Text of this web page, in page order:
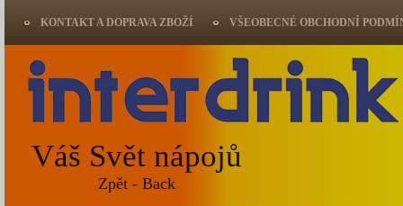
KONTAKT A DOPRAVA ZBOŽÍ VŠEOBECNÉ OBCHODNÍ
Váš Svět nápojů
Zpět - Back